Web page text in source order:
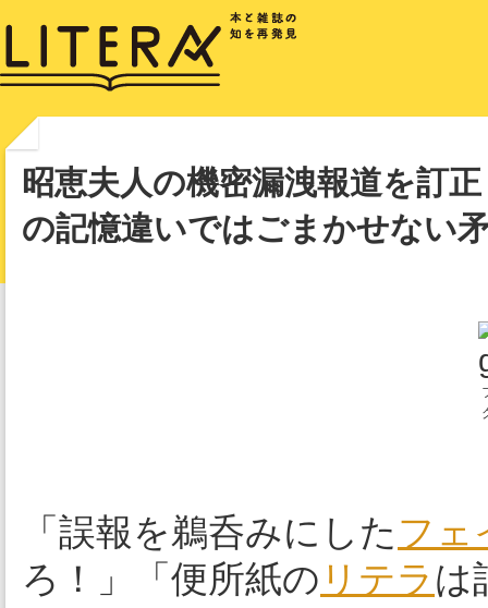
昭恵夫人の機密漏洩報道を訂
の記憶違いではごまかせない
「誤報を鵜呑みにした フェ
ろ！」「便所紙の リテラ は